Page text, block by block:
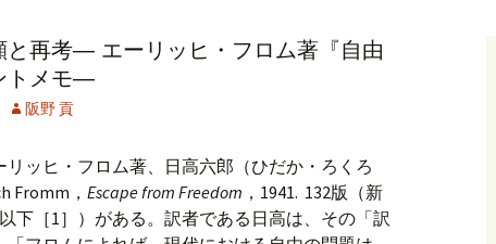
アーカイブ（３）
記事（101）～
アーカイブ（５）
記事（201）～
レット
イブ（３）
カイブ（４）
福祉セミナー
カイブ（５）
学位論文
アーカイブ（４）
講演録
アーカイブ（５）
2019/07/17～12/31
2021/01/01～12/31
アーカイブ（５）
再考― エーリッヒ・フロム著『自由
トメモ―
阪野 貢
ッヒ・フロム著、日高六郎（ひだか・ろくろ
Fromm， Escape from Freedom ，1941. 132版（新
下［1］）がある。訳者である日高は、その「訳